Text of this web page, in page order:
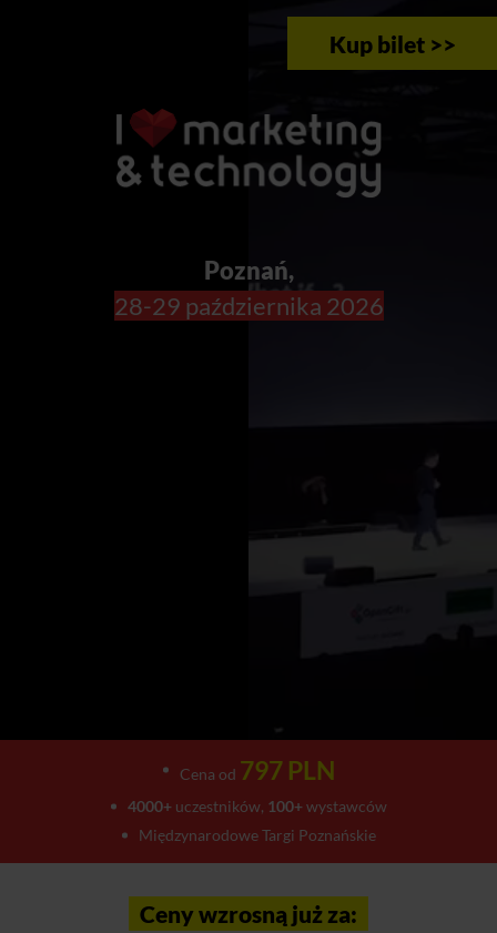
Kup bilet >>
Poznań,
28-29 października 2026
Cena od 797 PLN
4000+uczestników, 100+wystawców
Międzynarodowe Targi Poznańskie
Ceny wzrosną już za: